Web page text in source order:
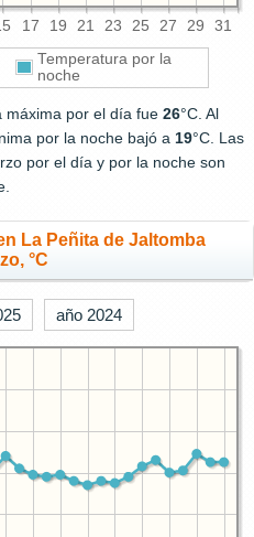
17 19 21 23 25 27 29 31
Temperatura por la
noche
máxima por el día fue 26°C. Al
por la noche bajó a 19°C. Las
por el día y por la noche son
La Peñita de Jaltomba
°C
año 2024